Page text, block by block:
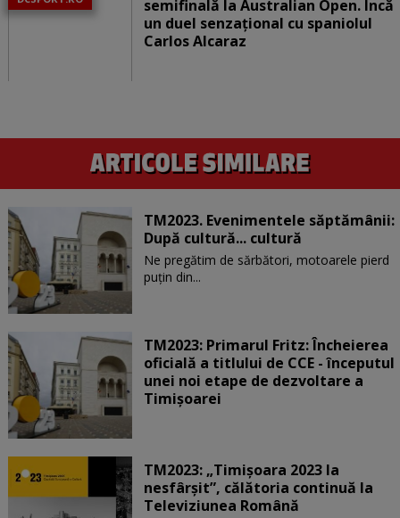
semifinală la Australian Open. Încă
un duel senzațional cu spaniolul
Carlos Alcaraz
TM2023. Evenimentele săptămânii:
După cultură... cultură
Ne pregătim de sărbători, motoarele pierd
puțin din...
TM2023: Primarul Fritz: Încheierea
oficială a titlului de CCE - începutul
unei noi etape de dezvoltare a
Timişoarei
TM2023: „Timişoara 2023 la
nesfârşit”, călătoria continuă la
Televiziunea Română